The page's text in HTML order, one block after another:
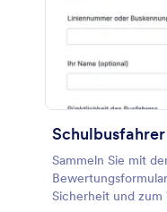
Sammeln Sie mit
Sicherheit und zum